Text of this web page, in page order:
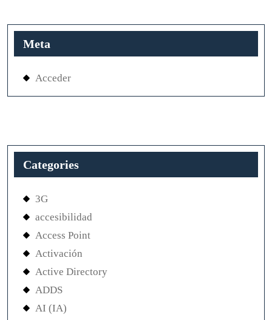
Meta
Acceder
Categories
3G
accesibilidad
Access Point
Activación
Active Directory
ADDS
AI (IA)